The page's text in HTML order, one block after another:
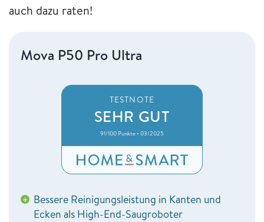
auch dazu raten!
Mova P50 Pro Ultra
TESTNOTE
SEHR GUT
91/100 Punkte • 03/2025
+ Bessere Reinigungsleistung in Kanten und
Ecken als High-End-Saugroboter